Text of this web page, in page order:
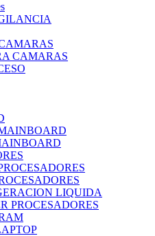
CAMARAS
LIQUIDA
PROCESADORES